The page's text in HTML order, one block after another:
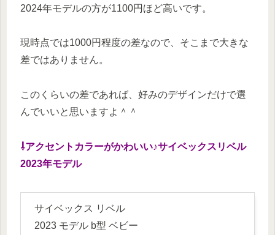
2024年モデルの方が1100円ほど高いです。
現時点では1000円程度の差なので、そこまで大きな
差ではありません。
このくらいの差であれば、好みのデザインだけで選
んでいいと思いますよ＾＾
⇩アクセントカラーがかわいい♪サイベックスリベル
2023年モデル
サイベックス リベル
2023 モデル b型 ベビー